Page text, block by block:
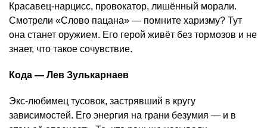
Красавец-нарцисс, провокатор, лишённый морали.
Смотрели «Слово пацана» — помните харизму? Тут
она станет оружием. Его герой живёт без тормозов и не
знает, что такое сочувствие.
Кода — Лев Зулькарнаев
Экс-любимец тусовок, застрявший в кругу
зависимостей. Его энергия на грани безумия — и в